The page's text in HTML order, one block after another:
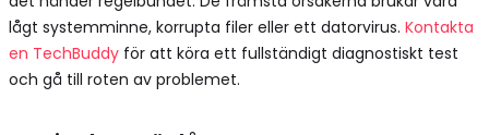
lågt systemminne, korrupta filer eller ett datorvirus. Kontakta
en TechBuddy för att köra ett fullständigt diagnostiskt test
och gå till roten av problemet.